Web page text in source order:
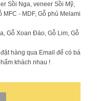
Sồi Nga, veneer Sồi Mỹ,
- MDF, Gỗ phủ Melamin,
Gỗ Xoan Đào, Gỗ Lim, Gỗ
hàng qua Email để có báo
khách nhau !